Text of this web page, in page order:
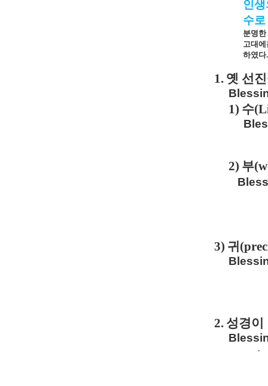
인
수
분명
고대
하였다.
1. 옛 선
1) 수
2) 부
3) 귀
2. 성경이
·